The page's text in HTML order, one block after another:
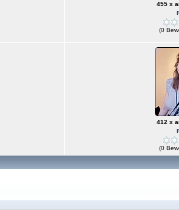
455 x
(0
412 x
(0